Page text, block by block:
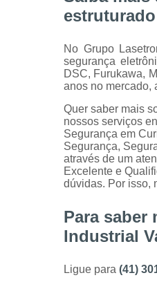
No Grupo
segurança
DSC, Furukawa,
anos no mercado,
Quer saber mais
nossos serviços
Segurança em
Segurança,
através de um
Excelente e
dúvidas. Por isso,
Para saber
Industrial
Ligue para (41)